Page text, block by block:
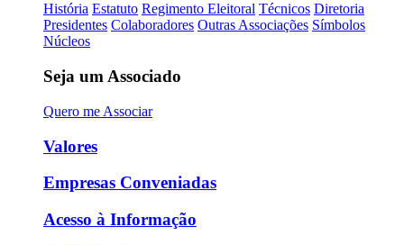
História Estatuto Regimento Eleitoral Técnicos Diretoria
Presidentes Colaboradores Outras Associações Símbolos
Núcleos
Seja um Associado
Quero me Associar
Valores
Empresas Conveniadas
Acesso à Informação